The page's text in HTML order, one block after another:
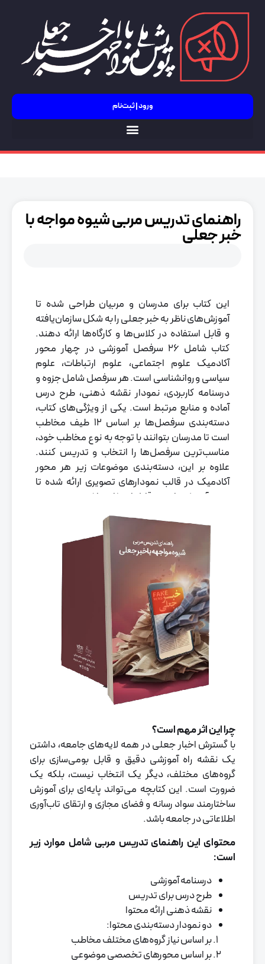
ورود | ثبت‌نام
راهنمای تدریس مربی شیوه مواجه با
خبر جعلی
این کتاب برای مدرسان و مربیان طراحی شده تا
آموزش‌های ناظر به خبر جعلی را به شکل سازمان‌یافته
و قابل استفاده در کلاس‌ها و کارگاه‌ها ارائه دهند.
کتاب شامل ۲۶ سرفصل آموزشی در چهار محور
آکادمیک علوم اجتماعی، علوم ارتباطات، علوم
سیاسی و روانشناسی است. هر سرفصل شامل جزوه و
درسنامه کاربردی، نمودار نقشه ذهنی، طرح درس
آماده و منابع مرتبط است. یکی از ویژگی‌های کتاب،
دسته‌بندی سرفصل‌ها بر اساس ۱۲ طیف مخاطب
است تا مدرسان بتوانند با توجه به نوع مخاطب خود،
مناسب‌ترین سرفصل‌ها را انتخاب و تدریس کنند.
علاوه بر این، دسته‌بندی موضوعات زیر هر محور
آکادمیک در قالب نمودارهای تصویری ارائه شده تا
مسیر آموزش واضح و قابل استفاده باشد.
چرا این اثر مهم است؟
با گسترش اخبار جعلی در همه لایه‌های جامعه، داشتن
یک نقشه راه آموزشی دقیق و قابل بومی‌سازی برای
گروه‌های مختلف، دیگر یک انتخاب نیست، بلکه یک
ضرورت است. این کتابچه می‌تواند پایه‌ای برای آموزش
ساختارمند سواد رسانه‌ و فضای مجازی و ارتقای تاب‌آوری
اطلاعاتی در جامعه باشد.
محتوای این راهنمای تدریس مربی شامل موارد زیر
است:
درسنامه آموزشی
طرح درس برای تدریس
نقشه ذهنی ارائه محتوا
دو نمودار دسته‌بندی محتوا:
بر اساس نیاز گروه‌های مختلف مخاطب
بر اساس محورهای تخصصی موضوعی